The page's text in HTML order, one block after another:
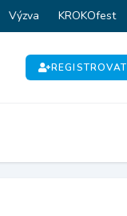
Výzva KROKOfest
REGISTROVAT